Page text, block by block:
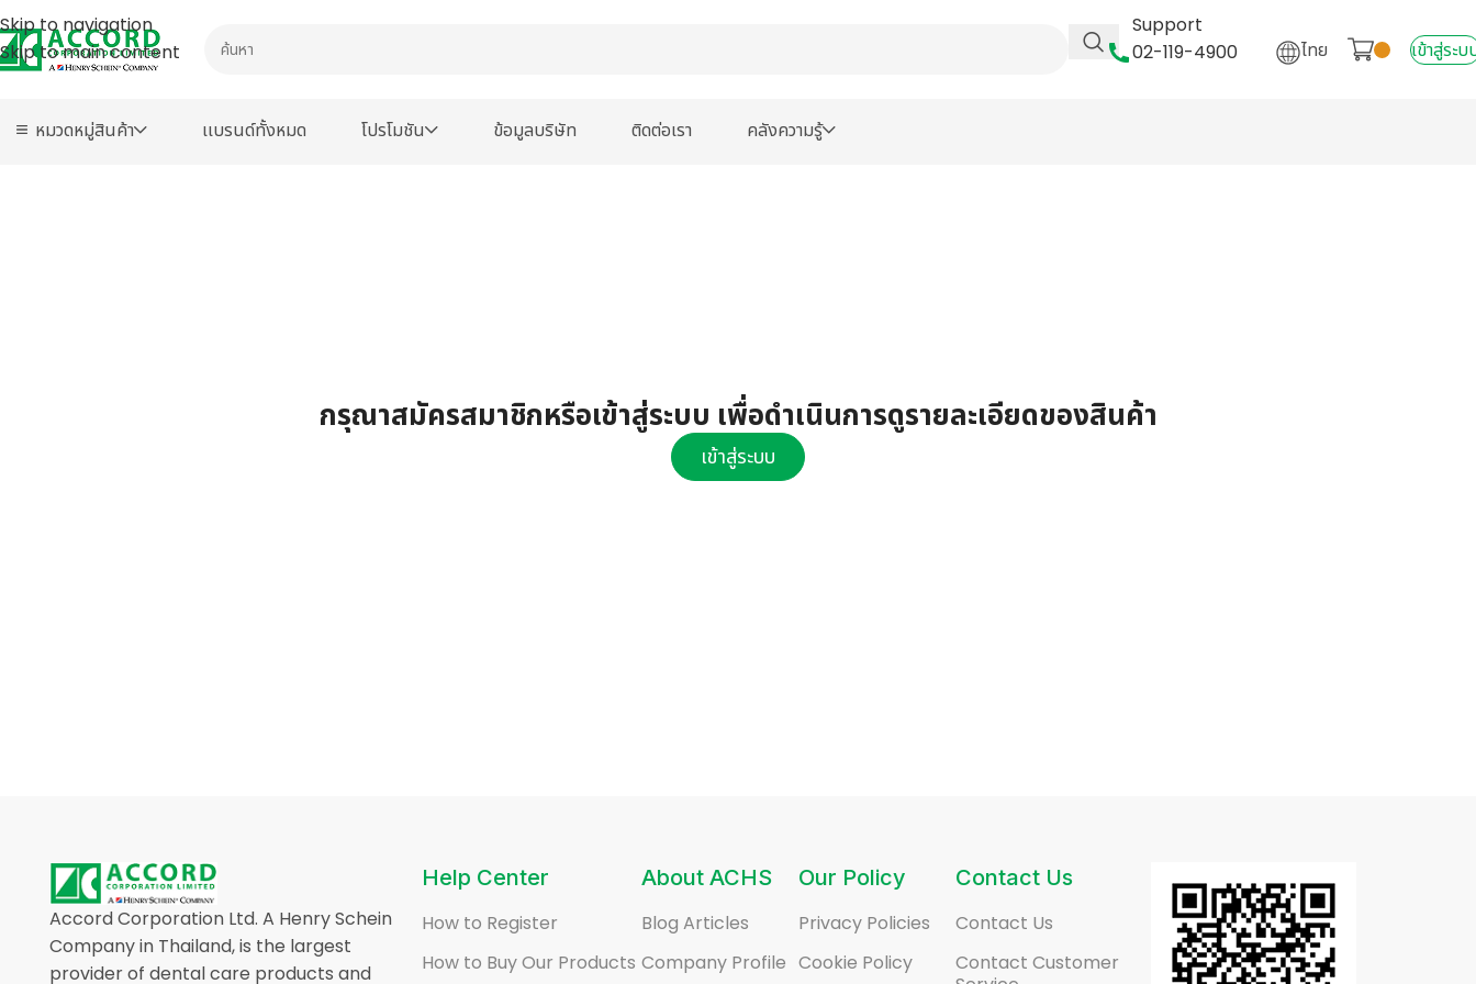
Skip to navigation
Skip to main content
Support
02-119-4900
ไทย เข้าสู่ระบ
หมวดหมู่สินค้า เเบรนด์ทั้งหมด โปรโมชัน ข้อมูลบริษัท ติดต่อเรา คลังความรู้
กรุณาสมัครสมาชิกหรือเข้าสู่ระบบ เพื่อดำเนินการดูรายละเอียดของสินค้า
เข้าสู่ระบบ
Accord Corporation Ltd. A Henry Schein
Company in Thailand, is the largest
provider of dental care products and
Help Center
How to Register
How to Buy Our Products
About ACHS
Blog Articles
Company Profile
Our Policy
Privacy Policies
Cookie Policy
Contact Us
Contact Us
Contact Customer